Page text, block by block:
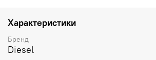
Характеристики
Бренд
Diesel